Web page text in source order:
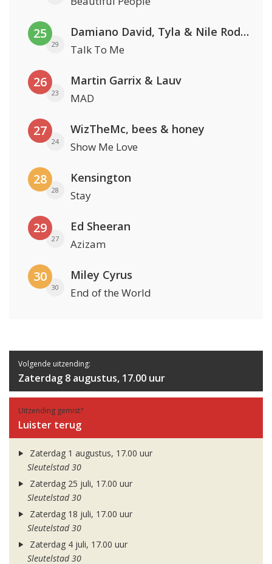
25
29
Damiano David, Tyla & Nile Rodgers
Talk To Me
26
23
Martin Garrix & Lauv
MAD
27
24
WizTheMc, bees & honey
Show Me Love
28
28
Kensington
Stay
29
27
Ed Sheeran
Azizam
30
30
Miley Cyrus
End of the World
Volgende uitzending:
Zaterdag 8 augustus, 17.00 uur
Uitzending gemist?
Luister terug
Zaterdag 1 augustus, 17.00 uur
Sleutelstad 30
Zaterdag 25 juli, 17.00 uur
Sleutelstad 30
Zaterdag 18 juli, 17.00 uur
Sleutelstad 30
Zaterdag 4 juli, 17.00 uur
Sleutelstad 30